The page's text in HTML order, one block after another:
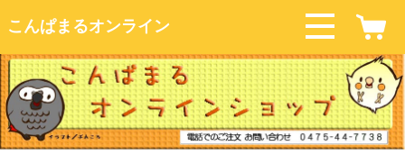
こんぱまるオンライン